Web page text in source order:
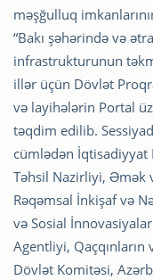
məşğulluq
“Bakı şəhərində və
infrastrukturunun
illər üçün Dövlət
və layihələrin Portal
təqdim edilib.
cümlədən
Təhsil Nazirliyi, Əmək
Rəqəmsal İnkişaf və
və Sosial
Agentliyi,
Dövlət Komitəsi,